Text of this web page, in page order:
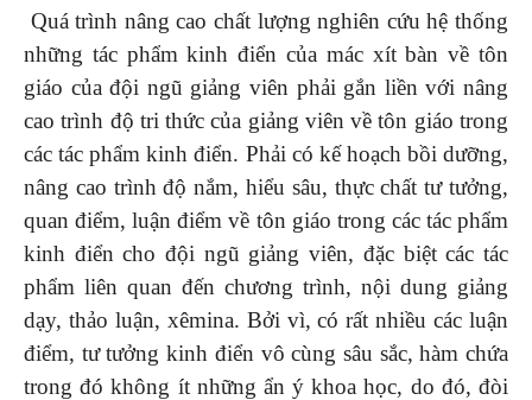
Quá trình nâng cao chất lượng nghiên cứu hệ thống
những tác phẩm kinh điển của mác xít bàn về tôn
giáo của đội ngũ giảng viên phải gắn liền với nâng
cao trình độ tri thức của giảng viên về tôn giáo trong
các tác phẩm kinh điển. Phải có kế hoạch bồi dưỡng,
nâng cao trình độ nắm, hiểu sâu, thực chất tư tưởng,
quan điểm, luận điểm về tôn giáo trong các tác phẩm
kinh điển cho đội ngũ giảng viên, đặc biệt các tác
phẩm liên quan đến chương trình, nội dung giảng
dạy, thảo luận, xêmina. Bởi vì, có rất nhiều các luận
điểm, tư tưởng kinh điển vô cùng sâu sắc, hàm chứa
trong đó không ít những ẩn ý khoa học, do đó, đòi